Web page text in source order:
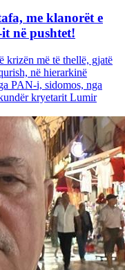
me klanorët e
në pushtet!
krizën më të thellë, gjatë
në hierarkinë
PAN-i, sidomos, nga
kryetarit Lumir